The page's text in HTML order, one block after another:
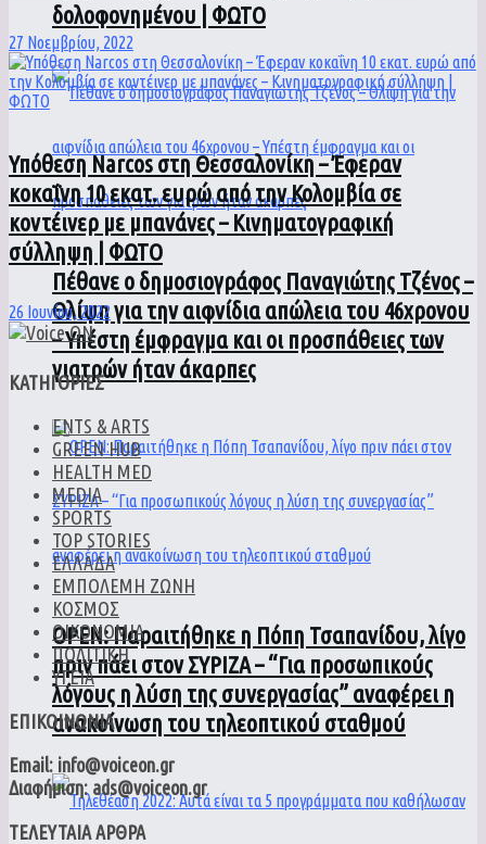
δολοφονημένου | ΦΩΤΟ
Πέθανε ο δημοσιογράφος Παναγιώτης Τζένος –
Θλίψη για την αιφνίδια απώλεια του 46χρονου
– Υπέστη έμφραγμα και οι προσπάθειες των
γιατρών ήταν άκαρπες
ΟPEN: Παραιτήθηκε η Πόπη Τσαπανίδου, λίγο
πριν πάει στον ΣΥΡΙΖΑ – “Για προσωπικούς
λόγους η λύση της συνεργασίας” αναφέρει η
ανακοίνωση του τηλεοπτικού σταθμού
27 Νοεμβρίου, 2022
Υπόθεση Narcos στη Θεσσαλονίκη – Έφεραν
κοκαΐνη 10 εκατ. ευρώ από την Κολομβία σε
κοντέινερ με μπανάνες – Κινηματογραφική
σύλληψη | ΦΩΤΟ
26 Ιουνίου, 2022
ΚΑΤΗΓΟΡΙΕΣ
ENTS & ARTS
GREEN HUB
HEALTH MED
MEDIA
SPORTS
TOP STORIES
ΕΛΛΑΔΑ
ΕΜΠΟΛΕΜΗ ΖΩΝΗ
ΚΟΣΜΟΣ
ΟΙΚΟΝΟΜΙΑ
ΠΟΛΙΤΙΚΗ
ΥΓΕΙΑ
ΕΠΙΚΟΙΝΩΝΙΑ
Email: info@voiceon.gr
Διαφήμιση: ads@voiceon.gr
ΤΕΛΕΥΤΑΙΑ ΑΡΘΡΑ